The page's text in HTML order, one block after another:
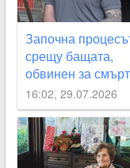
Започна
срещу бащата,
обвинен за
2-месечното си
16:02, 29.07.2026